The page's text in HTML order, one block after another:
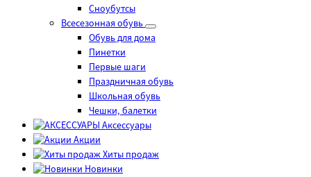
Сноубутсы
Всесезонная обувь
Обувь для дома
Пинетки
Первые шаги
Праздничная обувь
Школьная обувь
Чешки, балетки
Аксессуары
Акции
Хиты продаж
Новинки